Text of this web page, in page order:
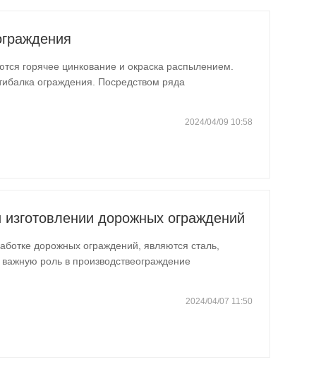
горячее цинкование и окраска распылением.
ограждения. Посредством ряда
2024/04/09 10:58
дорожных ограждений
дорожных ограждений, являются сталь,
роль в производствеограждение
2024/04/07 11:50